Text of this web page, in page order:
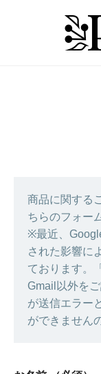
商品に関する
ちらのフォー
※最近、
された影響に
ております。
Gmail以外を
が送信エラー
ができません